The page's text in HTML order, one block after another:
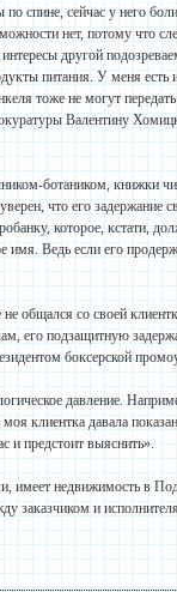
спине, сейчас у него
нет, потому что
другой
питания. У меня
тоже не могут
Валентину
ботаником, книжки
что его задержание
которое, кстати,
имя. Ведь если его
общался со своей
его подзащитную
боксерской
давление.
клиентка давала
и предстоит выяснить».
имеет недвижимость в
заказчиком и